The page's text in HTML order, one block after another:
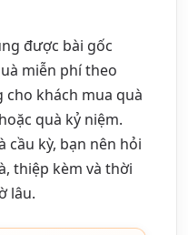
được bài gốc
miễn phí theo
cho khách mua quà
quà kỷ niệm.
cầu kỳ, bạn nên hỏi
thiệp kèm và thời
lâu.